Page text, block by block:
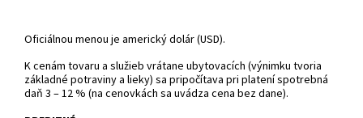
Oficiálnou menou je americký dolár (USD).
K cenám tovaru a služieb vrátane ubytovacích (výnimku tvoria
základné potraviny a lieky) sa pripočítava pri platení spotrebná
daň 3 – 12 % (na cenovkách sa uvádza cena bez dane).